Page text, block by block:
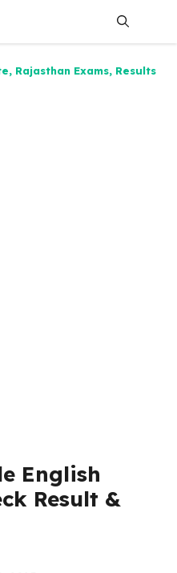
, Rajasthan Exams, Results
English
Result &